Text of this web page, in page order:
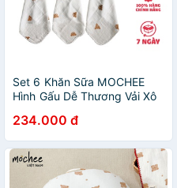
Set 6 Khăn Sữa MOCHEE
Hình Gấu Dễ Thương Vải Xô
Bé 30x30cm
234.000 đ